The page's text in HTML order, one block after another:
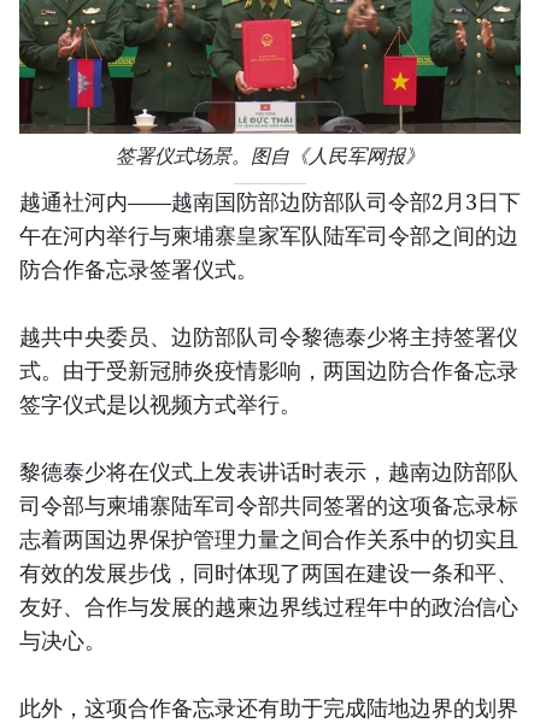
签署仪式场景。图自《人民军网报》
越通社河内——越南国防部边防部队司令部2月3日下
午在河内举行与柬埔寨皇家军队陆军司令部之间的边
防合作备忘录签署仪式。
越共中央委员、边防部队司令黎德泰少将主持签署仪
式。由于受新冠肺炎疫情影响，两国边防合作备忘录
签字仪式是以视频方式举行。
黎德泰少将在仪式上发表讲话时表示，越南边防部队
司令部与柬埔寨陆军司令部共同签署的这项备忘录标
志着两国边界保护管理力量之间合作关系中的切实且
有效的发展步伐，同时体现了两国在建设一条和平、
友好、合作与发展的越柬边界线过程年中的政治信心
与决心。
此外，这项合作备忘录还有助于完成陆地边界的划界